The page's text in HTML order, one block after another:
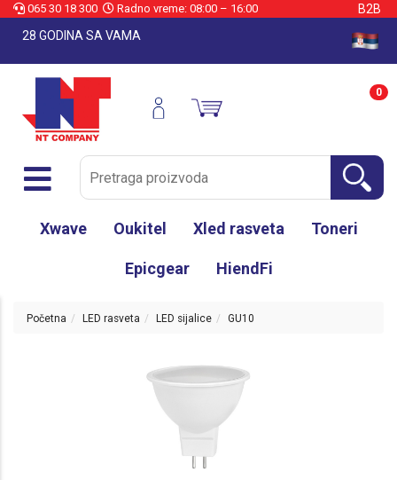
065 30 18 300 Radno vreme: 08:00 – 16:00
B2B
28 GODINA SA VAMA
Xwave Oukitel Xled rasveta Toneri
Epicgear HiendFi
0
Početna LED rasveta LED sijalice GU10